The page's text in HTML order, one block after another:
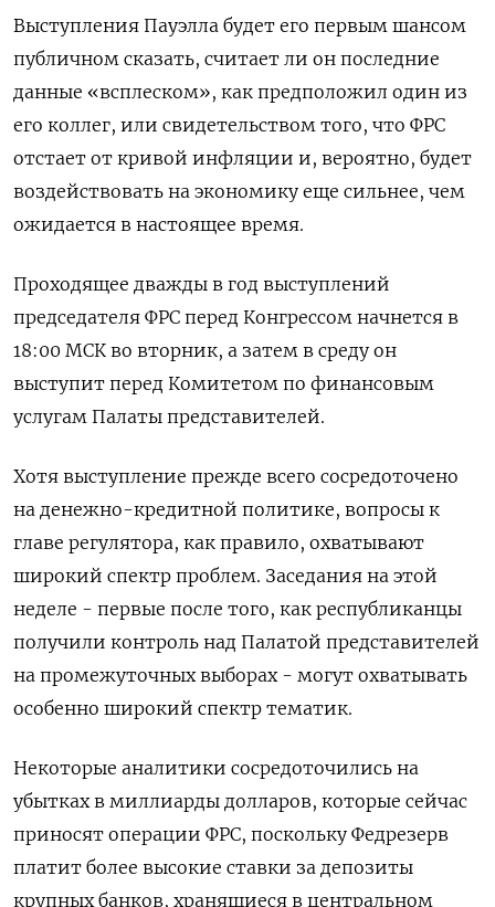
Выступления Пауэлла будет его первым шансом
публичном сказать, считает ли он последние
данные «всплеском», как предположил один из
его коллег, или свидетельством того, что ФРС
отстает от кривой инфляции и, вероятно, будет
воздействовать на экономику еще сильнее, чем
ожидается в настоящее время.
Проходящее дважды в год выступлений
председателя ФРС перед Конгрессом начнется в
18:00 МСК во вторник, а затем в среду он
выступит перед Комитетом по финансовым
услугам Палаты представителей.
Хотя выступление прежде всего сосредоточено
на денежно-кредитной политике, вопросы к
главе регулятора, как правило, охватывают
широкий спектр проблем. Заседания на этой
неделе - первые после того, как республиканцы
получили контроль над Палатой представителей
на промежуточных выборах - могут охватывать
особенно широкий спектр тематик.
Некоторые аналитики сосредоточились на
убытках в миллиарды долларов, которые сейчас
приносят операции ФРС, поскольку Федрезерв
платит более высокие ставки за депозиты
крупных банков, хранящиеся в центральном